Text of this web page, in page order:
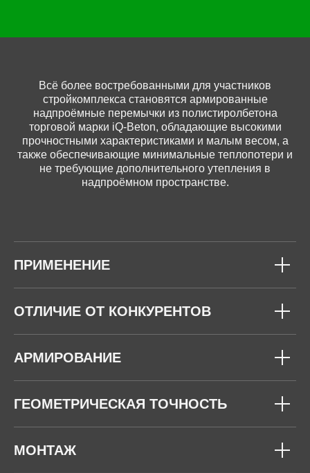
Всё более востребованными для участников
стройкомплекса становятся армированные
надпроёмные перемычки из полистиролбетона
торговой марки iQ-Beton, обладающие высокими
прочностными характеристиками и малым весом, а
также обеспечивающие минимальные теплопотери и
не требующие дополнительного утепления в
надпроёмном пространстве.
ПРИМЕНЕНИЕ
ОТЛИЧИЕ ОТ КОНКУРЕНТОВ
АРМИРОВАНИЕ
ГЕОМЕТРИЧЕСКАЯ ТОЧНОСТЬ
МОНТАЖ